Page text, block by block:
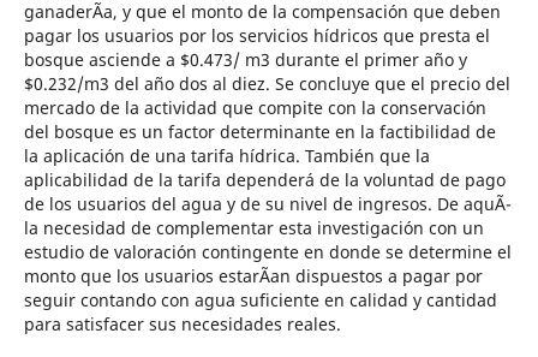
ganaderÃ­a, y que el monto de la compensación que deben
pagar los usuarios por los servicios hídricos que presta el
bosque asciende a $0.473/ m3 durante el primer año y
$0.232/m3 del año dos al diez. Se concluye que el precio del
mercado de la actividad que compite con la conservación
del bosque es un factor determinante en la factibilidad de
la aplicación de una tarifa hídrica. También que la
aplicabilidad de la tarifa dependerá de la voluntad de pago
de los usuarios del agua y de su nivel de ingresos. De aquÃ­
la necesidad de complementar esta investigación con un
estudio de valoración contingente en donde se determine el
monto que los usuarios estarÃ­an dispuestos a pagar por
seguir contando con agua suficiente en calidad y cantidad
para satisfacer sus necesidades reales.